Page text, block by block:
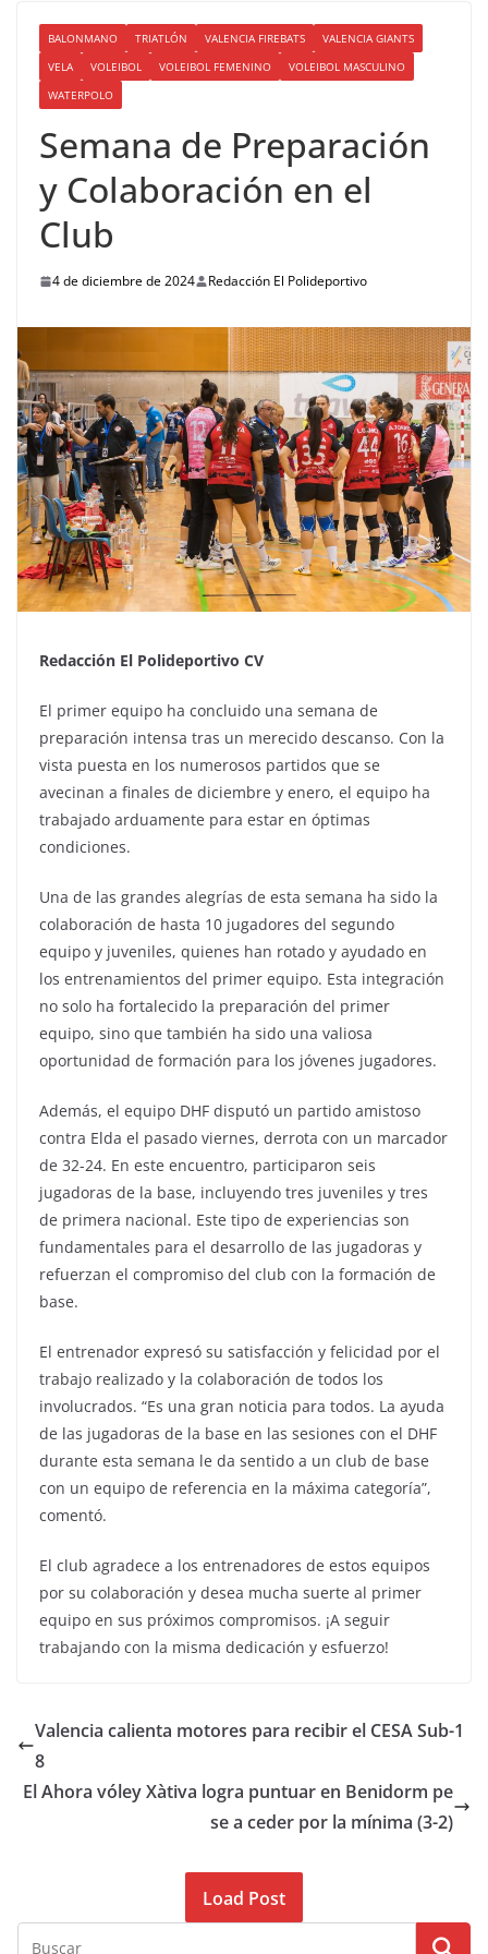
BALONMANO TRIATLÓN VALENCIA FIREBATS
VALENCIA GIANTS
VELA
VOLEIBOL VOLEIBOL FEMENINO
VOLEIBOL MASCULINO
WATERPOLO
Semana de Preparación
y Colaboración en el
Club
4 de diciembre de 2024 Redacción El Polideportivo
Redacción El Polideportivo CV
El primer equipo ha concluido una semana de
preparación intensa tras un merecido descanso. Con la
vista puesta en los numerosos partidos que se
avecinan a finales de diciembre y enero, el equipo ha
trabajado arduamente para estar en óptimas
condiciones.
Una de las grandes alegrías de esta semana ha sido la
colaboración de hasta 10 jugadores del segundo
equipo y juveniles, quienes han rotado y ayudado en
los entrenamientos del primer equipo. Esta integración
no solo ha fortalecido la preparación del primer
equipo, sino que también ha sido una valiosa
oportunidad de formación para los jóvenes jugadores.
Además, el equipo DHF disputó un partido amistoso
contra Elda el pasado viernes, derrota con un marcador
de 32-24. En este encuentro, participaron seis
jugadoras de la base, incluyendo tres juveniles y tres
de primera nacional. Este tipo de experiencias son
fundamentales para el desarrollo de las jugadoras y
refuerzan el compromiso del club con la formación de
base.
El entrenador expresó su satisfacción y felicidad por el
trabajo realizado y la colaboración de todos los
involucrados. “Es una gran noticia para todos. La ayuda
de las jugadoras de la base en las sesiones con el DHF
durante esta semana le da sentido a un club de base
con un equipo de referencia en la máxima categoría”,
comentó.
El club agradece a los entrenadores de estos equipos
por su colaboración y desea mucha suerte al primer
equipo en sus próximos compromisos. ¡A seguir
trabajando con la misma dedicación y esfuerzo!
Valencia calienta motores para recibir el CESA Sub-1
8
El Ahora vóley Xàtiva logra puntuar en Benidorm pe
se a ceder por la mínima (3-2)
Load Post